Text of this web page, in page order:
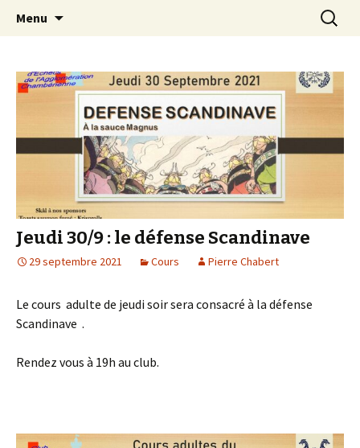
Club d échecs de l
agglomération
chambérienne
Les échecs pour tous
Menu
Jeudi 30/9 : le défense Scandinave
29 septembre 2021 Cours Pierre Chabert
Le cours adulte de jeudi soir sera consacré à la défense
Scandinave .
Rendez vous à 19h au club.